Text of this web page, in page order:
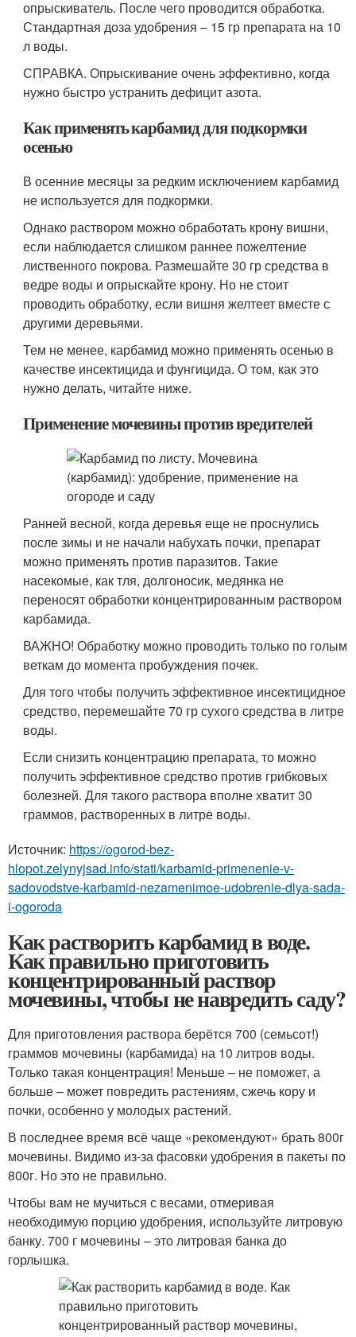
опрыскиватель. После чего проводится обработка.
Стандартная доза удобрения – 15 гр препарата на 10
л воды.
СПРАВКА. Опрыскивание очень эффективно, когда
нужно быстро устранить дефицит азота.
Как применять карбамид для подкормки
осенью
В осенние месяцы за редким исключением карбамид
не используется для подкормки.
Однако раствором можно обработать крону вишни,
если наблюдается слишком раннее пожелтение
лиственного покрова. Размешайте 30 гр средства в
ведре воды и опрыскайте крону. Но не стоит
проводить обработку, если вишня желтеет вместе с
другими деревьями.
Тем не менее, карбамид можно применять осенью в
качестве инсектицида и фунгицида. О том, как это
нужно делать, читайте ниже.
Применение мочевины против вредителей
Ранней весной, когда деревья еще не проснулись
после зимы и не начали набухать почки, препарат
можно применять против паразитов. Такие
насекомые, как тля, долгоносик, медянка не
переносят обработки концентрированным раствором
карбамида.
ВАЖНО! Обработку можно проводить только по голым
веткам до момента пробуждения почек.
Для того чтобы получить эффективное инсектицидное
средство, перемешайте 70 гр сухого средства в литре
воды.
Если снизить концентрацию препарата, то можно
получить эффективное средство против грибковых
болезней. Для такого раствора вполне хватит 30
граммов, растворенных в литре воды.
Источник: https://ogorod-bez-
hlopot.zelynyjsad.info/stati/karbamid-primenenie-v-
sadovodstve-karbamid-nezamenimoe-udobrenie-dlya-sada-
i-ogoroda
Как растворить карбамид в воде.
Как правильно приготовить
концентрированный раствор
мочевины, чтобы не навредить саду?
Для приготовления раствора берётся 700 (семьсот!)
граммов мочевины (карбамида) на 10 литров воды.
Только такая концентрация! Меньше – не поможет, а
больше – может повредить растениям, сжечь кору и
почки, особенно у молодых растений.
В последнее время всё чаще «рекомендуют» брать 800г
мочевины. Видимо из-за фасовки удобрения в пакеты по
800г. Но это не правильно.
Чтобы вам не мучиться с весами, отмеривая
необходимую порцию удобрения, используйте литровую
банку. 700 г мочевины – это литровая банка до
горлышка.